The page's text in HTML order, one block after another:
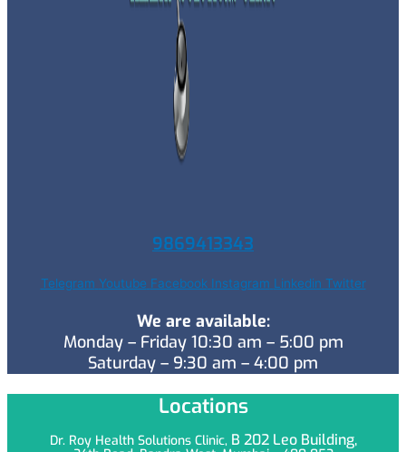
9869413343
Telegram Youtube Facebook Instagram Linkedin Twitter
We are available:
Monday – Friday 10:30 am – 5:00 pm
Saturday – 9:30 am – 4:00 pm
Locations
Dr. Roy Health Solutions Clinic, B 202 Leo Building,